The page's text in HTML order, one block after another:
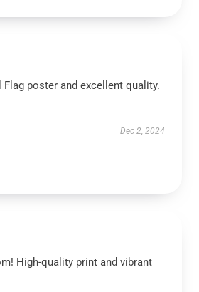
Flag poster and excellent quality.
Dec 2, 2024
High-quality print and vibrant